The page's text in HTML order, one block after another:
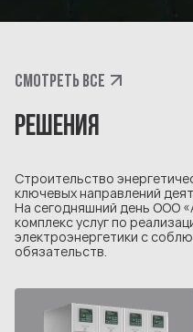
СМОТРЕТЬ ВСЕ
РЕШЕНИЯ
Строительство
ключевых направлений
На сегодняшний день ООО
комплекс услуг по
электроэнергетики с
обязательств.